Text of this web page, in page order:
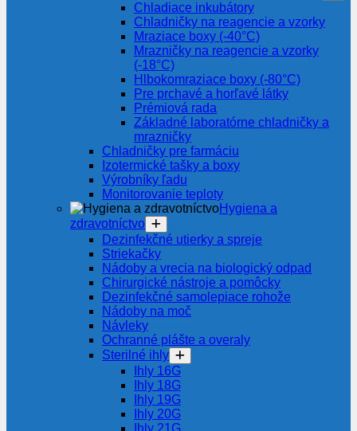
Chladiace inkubátory
Chladničky na reagencie a vzorky
Mraziace boxy (-40°C)
Mrazničky na reagencie a vzorky
(-18°C)
Hlbokomraziace boxy (-80°C)
Pre prchavé a horľavé látky
Prémiová rada
Základné laboratórne chladničky a
mrazničky
Chladničky pre farmáciu
Izotermické tašky a boxy
Výrobníky ľadu
Monitorovanie teploty
Hygiena a
zdravotníctvo
Dezinfekčné utierky a spreje
Striekačky
Nádoby a vrecia na biologický odpad
Chirurgické nástroje a pomôcky
Dezinfekčné samolepiace rohože
Nádoby na moč
Návleky
Ochranné plášte a overaly
Sterilné ihly
Ihly 16G
Ihly 18G
Ihly 19G
Ihly 20G
Ihly 21G